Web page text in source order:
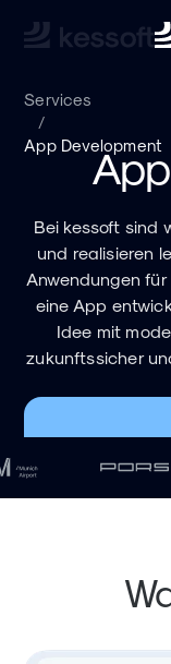
Services
/
App Development
Bei kessoft sind
und realisieren
Anwendungen für
eine App
Idee mit
zukunftssicher